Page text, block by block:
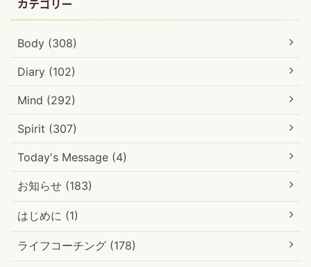
カテゴリー
Body (308)
Diary (102)
Mind (292)
Spirit (307)
Today's Message (4)
お知らせ (183)
はじめに (1)
ライフコーチング (178)